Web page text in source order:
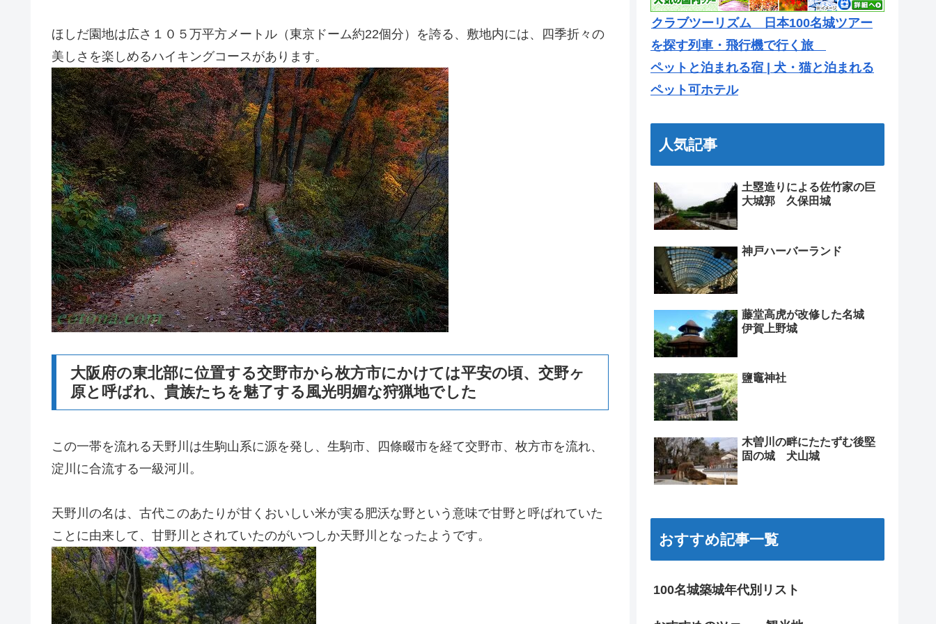
ほしだ園地は広さ１０５万平方メートル（東京ドーム約22個分）を誇る、敷地内には、四季折々の
美しさを楽しめるハイキングコースがあります。
大阪府の東北部に位置する交野市から枚方市にかけては平安の頃、交野ヶ
原と呼ばれ、貴族たちを魅了する風光明媚な狩猟地でした
この一帯を流れる天野川は生駒山系に源を発し、生駒市、四條畷市を経て交野市、枚方市を流れ、
淀川に合流する一級河川。
天野川の名は、古代このあたりが甘くおいしい米が実る肥沃な野という意味で甘野と呼ばれていた
ことに由来して、甘野川とされていたのがいつしか天野川となったようです。
クラブツーリズム 日本100名城ツアー
を探す列車・飛行機で行く旅
ペットと泊まれる宿 | 犬・猫と泊まれる
ペット可ホテル
人気記事
土塁造りによる佐竹家の巨
大城郭 久保田城
神戸ハーバーランド
藤堂高虎が改修した名城
伊賀上野城
鹽竈神社
木曽川の畔にたたずむ後堅
固の城 犬山城
おすすめ記事一覧
100名城築城年代別リスト